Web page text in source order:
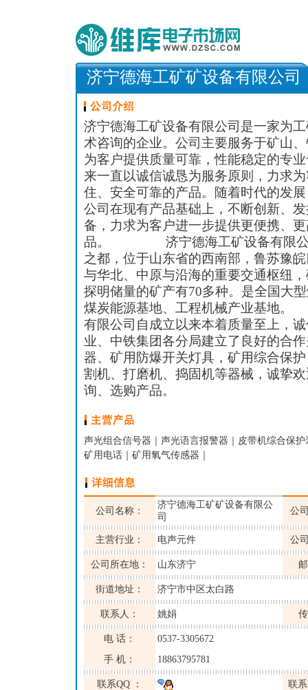
济宁德海工矿矿设备有限公司
济宁德海工矿设备有限公司是一家为
术咨询的企业。公司主要服务于矿山
为客户提供质量可靠，性能稳定的专
来一直以诚信诚恳为服务原则，力求
住、安全可靠的产品。随着时代的发
公司在现有产品基础上，不断创新、
备，力求为客户进一步提供更便携、
品。 济宁德海工矿设备有限公
之都，位于山东省的西南部，鲁苏豫
与华北、中原与沿海的重要交通枢纽
探明储量的矿产有70多种。是全国大
煤炭能源基地、工程机械产业基
有限公司自成立以来本着质量至上，
业、中铁集团各分局建立了良好的合
器、矿用防爆开关灯具，矿用综合保
割机、打磨机、捣固机等器械，诚挚
询、选购产品。
声光组合信号器｜声光语言报警器｜皮带机综合保
矿用电话｜矿用氧气传感器｜
公司名称：
济宁德海工矿矿设备有限公
司
公
主营行业： 电声元件 公
公司所在地： 山东济宁
街道地址： 济宁市中区太白路
联系人： 姚娟
电 话：
0537-3305672
手 机：
18863795781
联系QQ ： 联